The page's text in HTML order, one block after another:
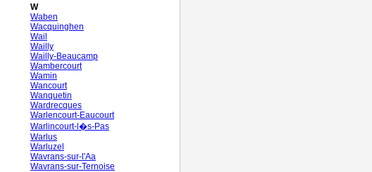
W
Waben
Wacquinghen
Wail
Wailly
Wailly-Beaucamp
Wambercourt
Wamin
Wancourt
Wanquetin
Wardrecques
Warlencourt-Eaucourt
Warlincourt-l�s-Pas
Warlus
Warluzel
Wavrans-sur-l'Aa
Wavrans-sur-Ternoise